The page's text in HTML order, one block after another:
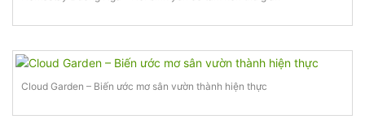
Cloud Garden – Biến ước mơ sân vườn thành hiện thực